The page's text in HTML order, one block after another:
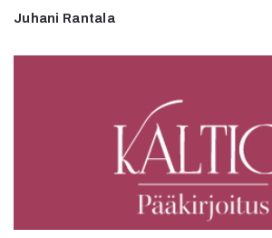
Juhani Rantala